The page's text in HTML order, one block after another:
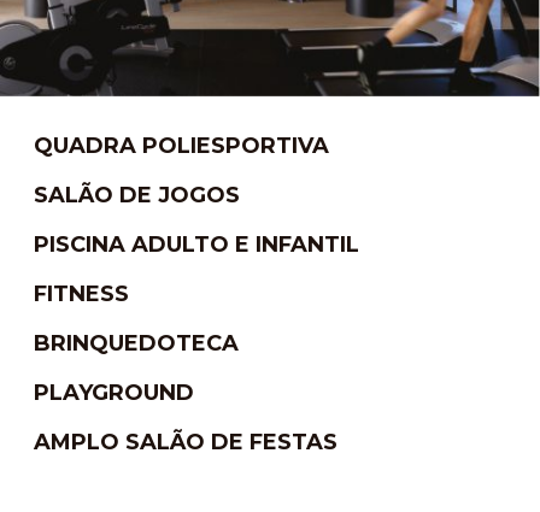
QUADRA POLIESPORTIVA
SALÃO DE JOGOS
PISCINA ADULTO E INFANTIL
FITNESS
BRINQUEDOTECA
PLAYGROUND
AMPLO SALÃO DE FESTAS